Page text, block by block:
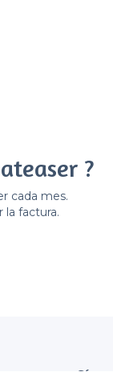
?
cada mes.
la factura.